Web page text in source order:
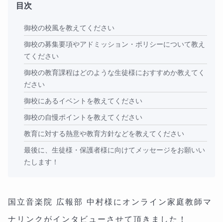
目次
御校の校風を教えてください
御校の募集要項やアドミッション・ポリシーについて教え
てください
御校の教育課程はどのような生徒様におすすめか教えてく
ださい
御校にあるイベントを教えてください
御校の自慢ポイントを教えてください
教育に対する熱意や教育方針などを教えてください
最後に、生徒様・保護者様に向けてメッセージをお願いい
たします！
国立音楽院 広報部 中村様にオンライン家庭教師マ
ナリンクがインタビューさせて頂きました！